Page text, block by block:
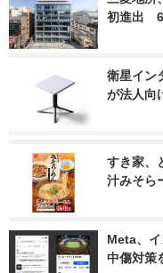
初進出　
衛星イン
が法人向
すき家、
汁みそら
Meta、
中傷対策